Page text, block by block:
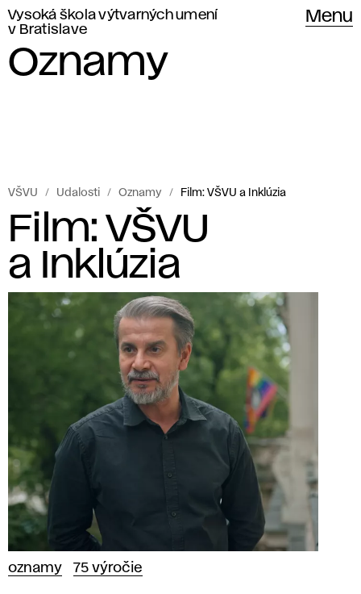
Vysoká škola výtvarných umení
v Bratislave
Menu
Oznamy
VŠVU Udalosti Oznamy Film: VŠVU a Inklúzia
Film: VŠVU
a Inklúzia
oznamy 75 výročie